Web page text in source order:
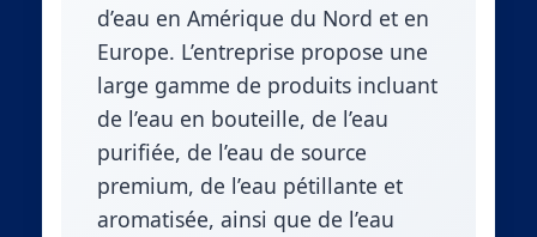
d’eau en Amérique du Nord et en
Europe. L’entreprise propose une
large gamme de produits incluant
de l’eau en bouteille, de l’eau
purifiée, de l’eau de source
premium, de l’eau pétillante et
aromatisée, ainsi que de l’eau